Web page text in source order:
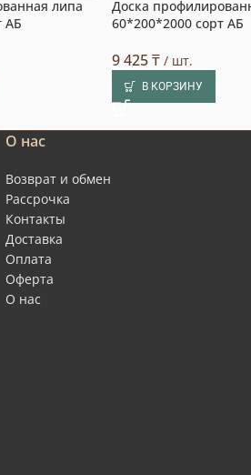
липа
АБ
Доска
60*200*2000 сорт АБ
9 425₸ / шт.
В КОРЗИНУ
О нас
Возврат и обмен
Рассрочка
Контакты
Доставка
Оплата
Оферта
О нас